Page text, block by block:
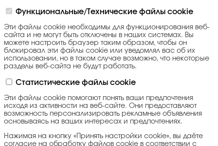
Функциональные/Технические файлы cookie
Эти файлы cookie необходимы для функционирования веб-
сайта и не могут быть отключены в наших системах. Вы
можете настроить браузер таким образом, чтобы он
блокировал эти файлы cookie или уведомлял вас об их
использовании, но в таком случае возможно, что некоторые
разделы веб-сайта не будут работать.
Статистические файлы cookie
Эти файлы cookie помогают понять ваши предпочтения
исходя из активности на веб-сайте. Они предоставляют
возможность персонализировать рекламные объявления
основываясь на ваших интересах и предпочтениях.
Нажимая на кнопку «Принять настройки cookie», вы даёте
согласие на обработку файлов cookie в соответствии с